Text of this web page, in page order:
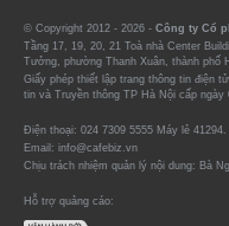
© Copyright 2012 - 2026 - Công ty Cổ
Tầng 17, 19, 20, 21 Toà nhà Center
Tưởng, phường Thanh Xuân, thành phố
Giấy phép thiết lập trang thông tin điện
tin và Truyền thông TP Hà Nội cấp ngày
Điện thoại: 024 7309 5555 Máy lẻ
Email: info@cafebiz.vn
Chịu trách nhiệm quản lý nội dung: Bà
Hỗ trợ quảng cáo: